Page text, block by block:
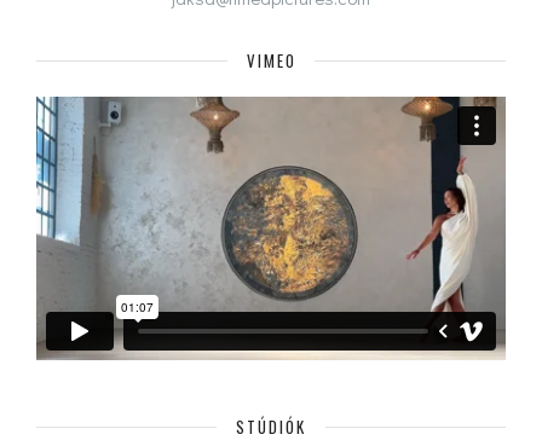
VIMEO
STÚDIÓK